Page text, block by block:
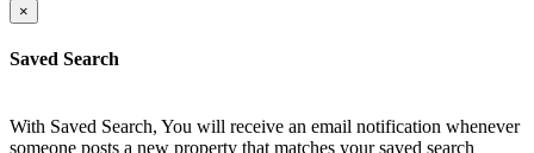
×
Saved Search
With Saved Search, You will receive an email notification whenever
someone posts a new property that matches your saved search